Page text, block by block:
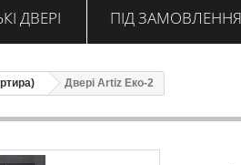
ДВЕРІ ПІД ЗАМОВЛЕННЯ
Двері Artiz Еко-2